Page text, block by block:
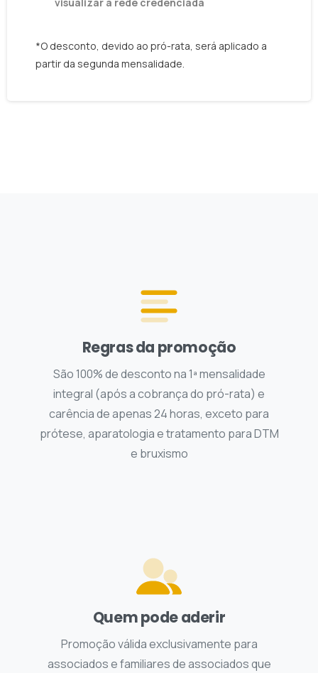
*O desconto, devido ao pró-rata, será aplicado a
partir da segunda mensalidade.
Regras da promoção
São 100% de desconto na 1ª mensalidade
integral (após a cobrança do pró-rata) e
carência de apenas 24 horas, exceto para
prótese, aparatologia e tratamento para DTM
e bruxismo
Quem pode aderir
Promoção válida exclusivamente para
associados e familiares de associados que